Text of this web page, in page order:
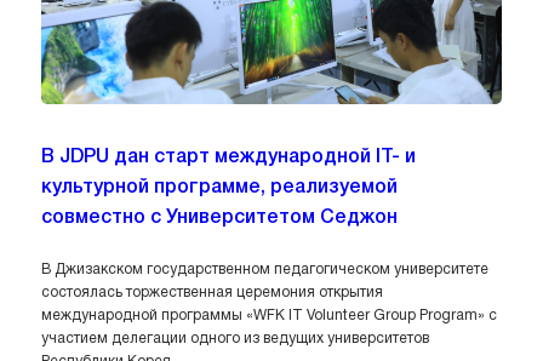
В JDPU дан старт международной IT- и
культурной программе, реализуемой
совместно с Университетом Седжон
В Джизакском государственном педагогическом университете
состоялась торжественная церемония открытия
международной программы «WFK IT Volunteer Group Program» с
участием делегации одного из ведущих университетов